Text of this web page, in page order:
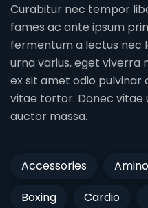
Curabitur nec tempor
fames ac ante ipsum
fermentum a lectus nec
urna varius, eget viverra
ex sit amet odio
vitae tortor. Donec vitae
auctor massa.
Accessories Amino
Boxing
Cardio